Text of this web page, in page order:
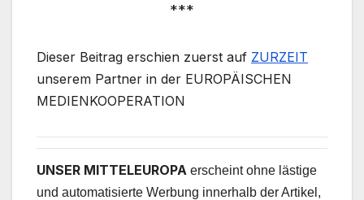
***
Dieser Beitrag erschien zuerst auf ZURZEIT
unserem Partner in der EUROPÄISCHEN
MEDIENKOOPERATION
UNSER MITTELEUROPA erscheint ohne lästige
und automatisierte Werbung innerhalb der Artikel,